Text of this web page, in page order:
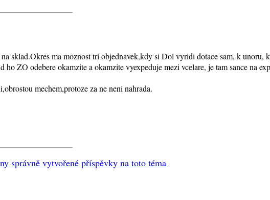
sklad.Okres ma moznost tri objednavek,kdy si Dol vyridi dotace sam, k unoru,
ZO odebere okamzite a okamzite vyexpeduje mezi vcelare, je tam sance na
mechem,protoze za ne neni nahrada.
správně vytvořené příspěvky na toto téma